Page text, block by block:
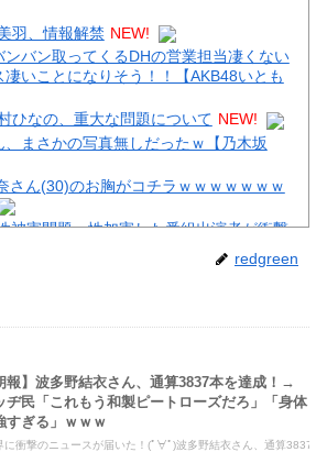
羽、情報解禁 NEW!
バン取ってくるDHの営業担当凄くない
いことになりそう！！【AKB48いとも
ひなの、重大な問題について NEW!
まさかの写真無しだったｗ【乃木坂
さん(30)のお胸がコチラｗｗｗｗｗｗｗ
被害問題、性加害した番組出演者が衝撃
NEW!
相互RSS
redgreen
報】波多野結衣さん、通算3837本を達成！→
ヂ民「これもう和製ピートローズだろ」「身体
すぎる」ｗｗｗ
に衝撃のニュースが届いた！(ﾟ∀ﾟ)波多野結衣さん、通算3837